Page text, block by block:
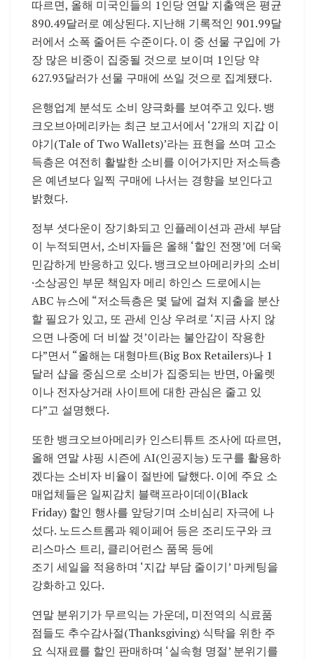
따르면, 올해 미국인들의 1인당 연말 지출액은 평균
890.49달러로 예상된다. 지난해 기록적인 901.99달
러에서 소폭 줄어든 수준이다. 이 중 선물 구입에 가
장 많은 비중이 집중될 것으로 보이며 1인당 약
627.93달러가 선물 구매에 쓰일 것으로 집계됐다.
은행업계 분석도 소비 양극화를 보여주고 있다. 뱅
크오브아메리카는 최근 보고서에서 ‘2개의 지갑 이
야기(Tale of Two Wallets)’라는 표현을 쓰며 고소
득층은 여전히 활발한 소비를 이어가지만 저소득층
은 예년보다 일찍 구매에 나서는 경향을 보인다고
밝혔다.
정부 셧다운이 장기화되고 인플레이션과 관세 부담
이 누적되면서, 소비자들은 올해 ‘할인 전쟁’에 더욱
민감하게 반응하고 있다. 뱅크오브아메리카의 소비
·소상공인 부문 책임자 메리 하인스 드로에시는
ABC 뉴스에 “저소득층은 몇 달에 걸쳐 지출을 분산
할 필요가 있고, 또 관세 인상 우려로 ‘지금 사지 않
으면 나중에 더 비쌀 것’이라는 불안감이 작용한
다”면서 “올해는 대형마트(Big Box Retailers)나 1
달러 샵을 중심으로 소비가 집중되는 반면, 아울렛
이나 전자상거래 사이트에 대한 관심은 줄고 있
다”고 설명했다.
또한 뱅크오브아메리카 인스티튜트 조사에 따르면,
올해 연말 샤핑 시즌에 AI(인공지능) 도구를 활용하
겠다는 소비자 비율이 절반에 달했다. 이에 주요 소
매업체들은 일찌감치 블랙프라이데이(Black
Friday) 할인 행사를 앞당기며 소비심리 자극에 나
섰다. 노드스트롬과 웨이페어 등은 조리도구와 크
리스마스 트리, 클리어런스 품목 등에
조기 세일을 적용하며 ‘지갑 부담 줄이기’ 마케팅을
강화하고 있다.
연말 분위기가 무르익는 가운데, 미전역의 식료품
점들도 추수감사절(Thanksgiving) 식탁을 위한 주
요 식재료를 할인 판매하며 ‘실속형 명절’ 분위기를